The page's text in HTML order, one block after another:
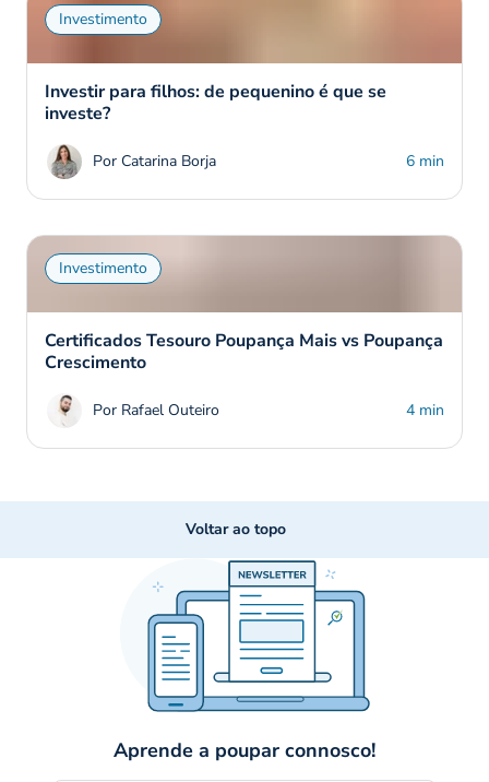
Investimento
Investir para filhos: de pequenino é que se
investe?
Por Catarina Borja 6 min
Investimento
Certificados Tesouro Poupança Mais vs Poupança
Crescimento
Por Rafael Outeiro 4 min
Voltar ao topo
Aprende a poupar connosco!